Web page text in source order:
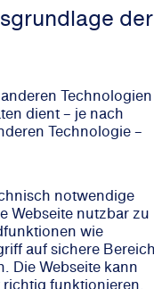
der
Technologien
dient – je nach
Technologie –
notwendige
Webseite nutzbar zu
wie
auf sichere
Die Webseite kann
funktionieren.